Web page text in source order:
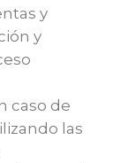
y
y
caso de
las